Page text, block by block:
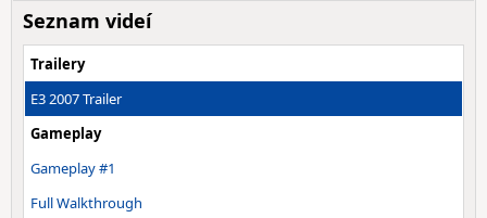
Seznam videí
Trailery
E3 2007 Trailer
Gameplay
Gameplay #1
Full Walkthrough